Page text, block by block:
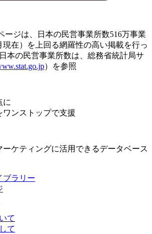
ージは、日本の民営事業所数516万事業
現在）を上回る網羅性の高い掲載を行っ
本の民営事業所数は、総務省統計局サ
）を参照
に
ンストップで支援
ケティングに活用できるデータベース
て
て